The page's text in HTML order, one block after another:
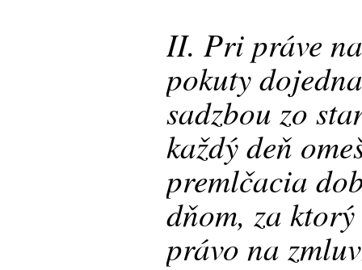
II. Pri práve
pokuty
sadzbou zo
každý deň
premlčacia
dňom, za
právo na